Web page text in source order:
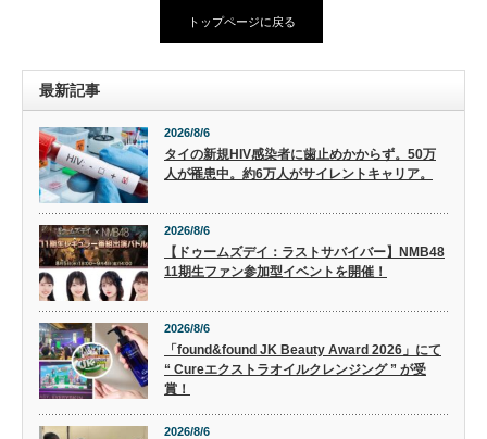
トップページに戻る
最新記事
2026/8/6
タイの新規HIV感染者に歯止めかからず。50万
人が罹患中。約6万人がサイレントキャリア。
2026/8/6
【ドゥームズデイ：ラストサバイバー】NMB48
11期生ファン参加型イベントを開催！
2026/8/6
「found&found JK Beauty Award 2026」にて
“ Cureエクストラオイルクレンジング ” が受
賞！
2026/8/6